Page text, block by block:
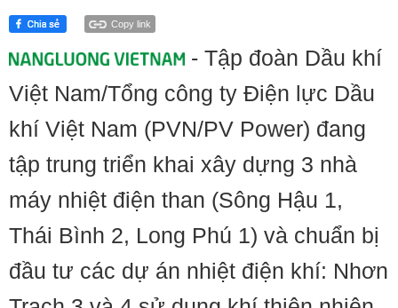
Copy link
- Tập đoàn Dầu khí
Việt Nam/Tổng công ty Điện lực Dầu
khí Việt Nam (PVN/PV Power) đang
tập trung triển khai xây dựng 3 nhà
máy nhiệt điện than (Sông Hậu 1,
Thái Bình 2, Long Phú 1) và chuẩn bị
đầu tư các dự án nhiệt điện khí: Nhơn